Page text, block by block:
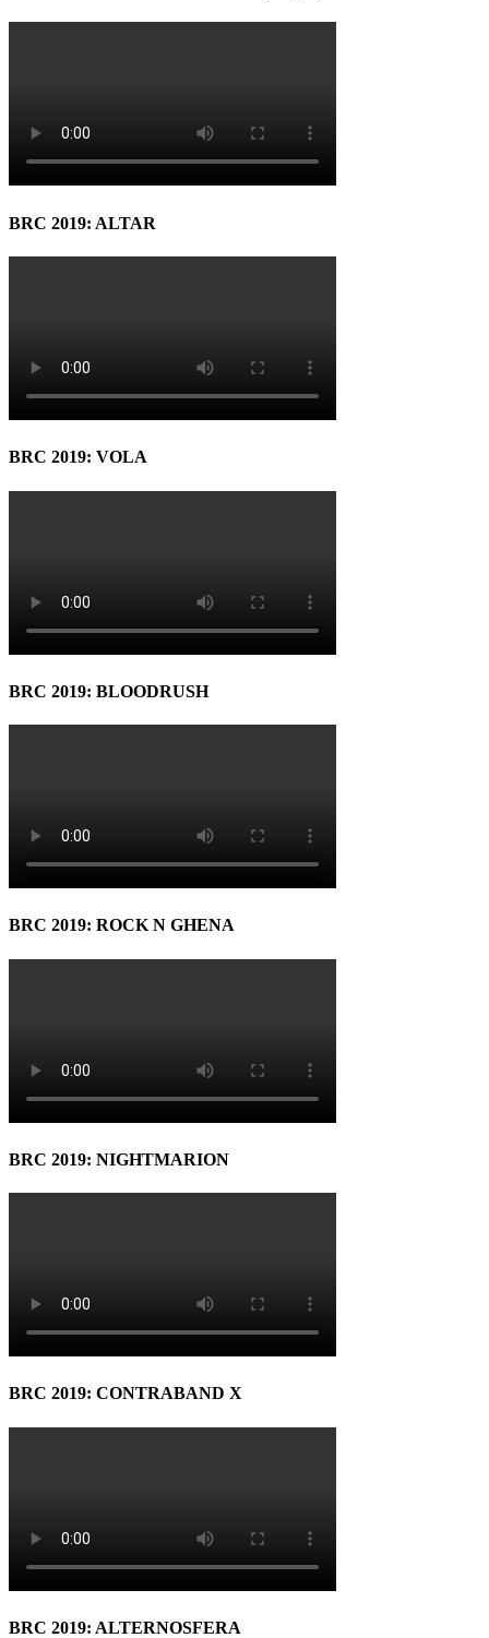
BRC 2019: ALTAR
BRC 2019: VOLA
BRC 2019: BLOODRUSH
BRC 2019: ROCK N GHENA
BRC 2019: NIGHTMARION
BRC 2019: CONTRABAND X
BRC 2019: ALTERNOSFERA